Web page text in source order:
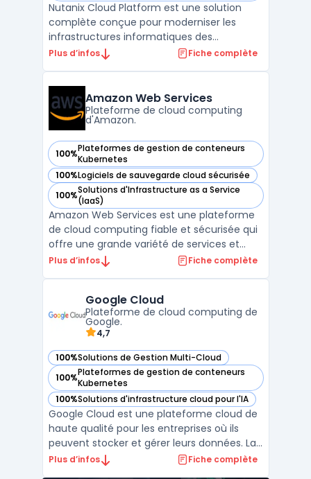
Nutanix Cloud Platform est une solution
complète conçue pour moderniser les
infrastructures informatiques des
entreprises en intégrant des services de
unifiée. La plateforme prend en charge les
environnements multicloud ...
Plus d’infos Fiche complète
Amazon Web Services
Plateforme de cloud computing
d'Amazon.
100%Plateformes de gestion de conteneurs
Kubernetes
— voir Amazon Web Services dans cette catégorie
100%Logiciels de sauvegarde cloud sécurisée
— voir Amazon Web Services dans cette catégorie
100%Solutions d'Infrastructure as a Service
(IaaS)
— voir Amazon Web Services dans cette catégorie
Amazon Web Services est une plateforme
de cloud computing fiable et sécurisée qui
offre une grande variété de services et
d'outils pour aider les entreprises à gérer de
les clients peuvent accéder à une gestion
multi-cloud, ...
Plus d’infos Fiche complète
Google Cloud
Plateforme de cloud computing de
Google.
4,7
100%Solutions de Gestion Multi-Cloud
— voir Google Cloud dans cette catégorie
100%Plateformes de gestion de conteneurs
Kubernetes
— voir Google Cloud dans cette catégorie
100%Solutions d'infrastructure cloud pour l'IA
— voir Google Cloud dans cette catégorie
Google Cloud est une plateforme cloud de
haute qualité pour les entreprises où ils
peuvent stocker et gérer leurs données. La
gestion multi-cloud permet aux clients
Plus d’infos Fiche complète